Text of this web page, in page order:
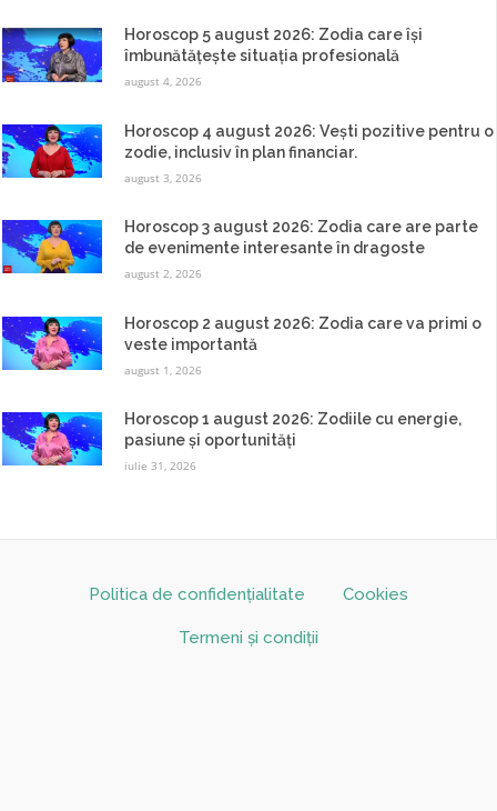
Horoscop 5 august 2026: Zodia care își
îmbunătățește situația profesională
august 4, 2026
Horoscop 4 august 2026: Vești pozitive pentru o
zodie, inclusiv în plan financiar.
august 3, 2026
Horoscop 3 august 2026: Zodia care are parte
de evenimente interesante în dragoste
august 2, 2026
Horoscop 2 august 2026: Zodia care va primi o
veste importantă
august 1, 2026
Horoscop 1 august 2026: Zodiile cu energie,
pasiune și oportunități
iulie 31, 2026
Politica de confidențialitate Cookies
Termeni și condiții